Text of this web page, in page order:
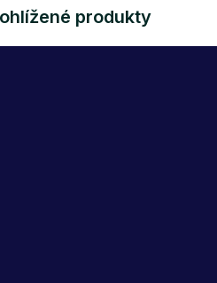
produkty